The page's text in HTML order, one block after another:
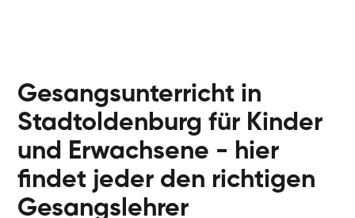
Gesangsunterricht in
Stadtoldenburg für Kinder
und Erwachsene - hier
findet jeder den richtigen
Gesangslehrer